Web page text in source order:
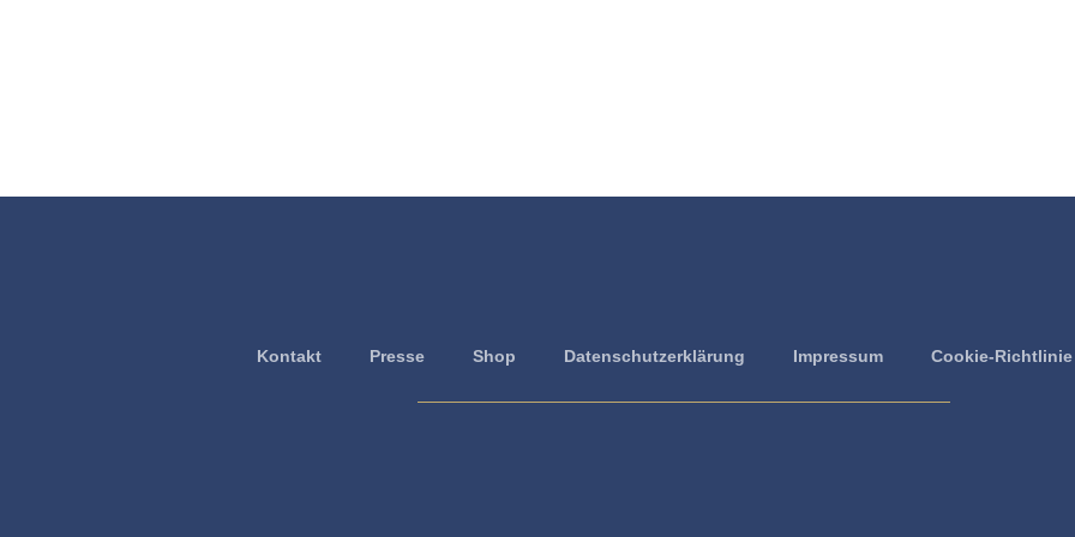
Kontakt Presse Shop Datenschutzerklärung Impressum Cookie-Richtlinie